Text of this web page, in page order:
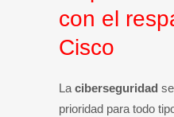
con el
Cisco
La ciberseguridad
prioridad para todo